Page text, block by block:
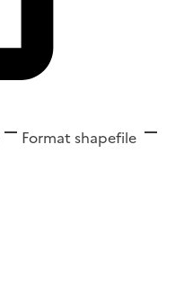
Format shapefile